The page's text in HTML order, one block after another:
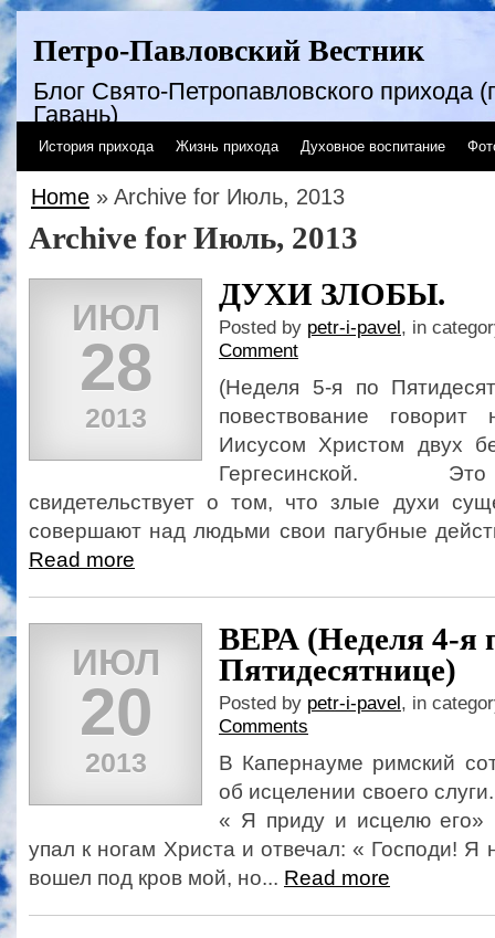
Петро-Павловский Вестник
Блог Свято-Петропавловского прихода
Гавань)
История прихода Жизнь прихода Духовное воспитание
Home » Archive for Июль, 2013
Archive for Июль, 2013
ИЮЛ
28
2013
ДУХИ ЗЛОБЫ.
Posted by petr-i-pavel, in
Comment
(Неделя 5-я по
повествование
Иисусом Христом двух
Гергесинской.
свидетельствует о том, что злые духи
совершают над людьми свои пагубные
Read more
ИЮЛ
20
2013
ВЕРА (Неделя 4-я
Пятидесятнице)
Posted by petr-i-pavel, in
Comments
В Капернауме римский
об исцелении своего
« Я приду и исцелю
упал к ногам Христа и отвечал: « Господи! Я
вошел под кров мой, но... Read more